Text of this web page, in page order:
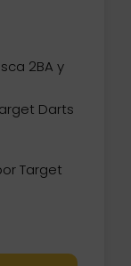
2BA y
Darts
Target